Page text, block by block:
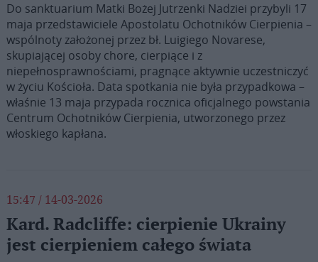
Do sanktuarium Matki Bożej Jutrzenki Nadziei przybyli 17
maja przedstawiciele Apostolatu Ochotników Cierpienia –
wspólnoty założonej przez bł. Luigiego Novarese,
skupiającej osoby chore, cierpiące i z
niepełnosprawnościami, pragnące aktywnie uczestniczyć
w życiu Kościoła. Data spotkania nie była przypadkowa –
właśnie 13 maja przypada rocznica oficjalnego powstania
Centrum Ochotników Cierpienia, utworzonego przez
włoskiego kapłana.
15:47 / 14-03-2026
Kard. Radcliffe: cierpienie Ukrainy
jest cierpieniem całego świata